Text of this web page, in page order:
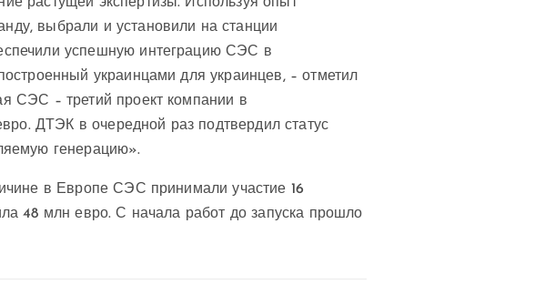
выбрали и установили на станции
успешную интеграцию СЭС в
украинцами для украинцев, – отметил
СЭС – третий проект компании в
ДТЭК в очередной раз подтвердил статус
генерацию».
в Европе СЭС принимали участие 16
48 млн евро. С начала работ до запуска прошло